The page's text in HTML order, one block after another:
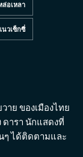
ล่อเหลา
นวเซ็กซี่
าย ของเมืองไทย
ดารา นักแสดงที่
ๆ ได้ติดตามและ